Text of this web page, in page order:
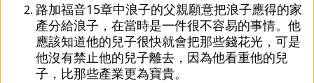
路加福音15章中浪子的父親願意把浪子應得的家
產分給浪子，在當時是一件很不容易的事情。他
應該知道他的兒子很快就會把那些錢花光，可是
他沒有禁止他的兒子離去，因為他看重他的兒
子，比那些產業更為寶貴。